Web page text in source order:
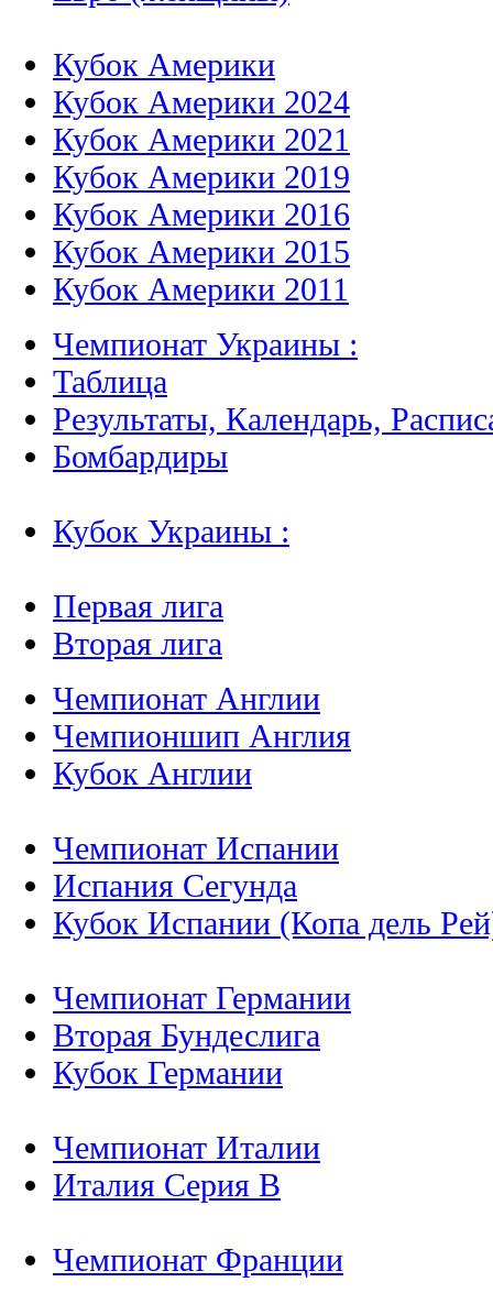
Кубок Америки
Кубок Америки 2024
Кубок Америки 2021
Кубок Америки 2019
Кубок Америки 2016
Кубок Америки 2015
Кубок Америки 2011
Чемпионат Украины :
Таблица
Результаты, Календарь,
Бомбардиры
Кубок Украины :
Первая лига
Вторая лига
Чемпионат Англии
Чемпионшип Англия
Кубок Англии
Чемпионат Испании
Испания Сегунда
Кубок Испании (Копа дель
Чемпионат Германии
Вторая Бундеслига
Кубок Германии
Чемпионат Италии
Италия Серия B
Чемпионат Франции